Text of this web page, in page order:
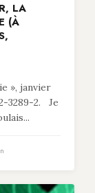
LA
(À
», janvier
3289-2. Je